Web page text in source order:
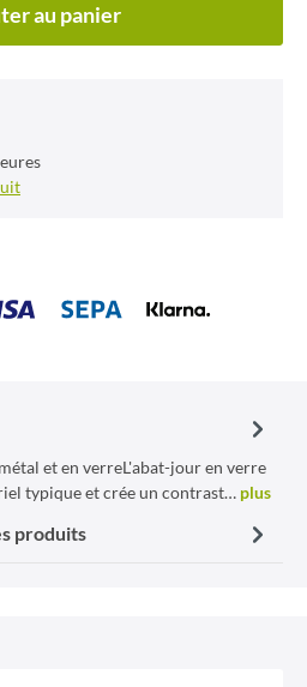
au panier
et en verreL'abat-jour en verre
typique et crée un contrast… plus
produits